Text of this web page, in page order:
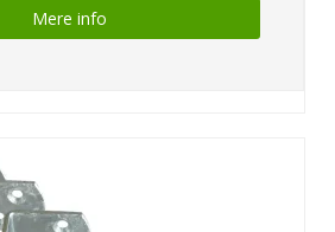
Mere info